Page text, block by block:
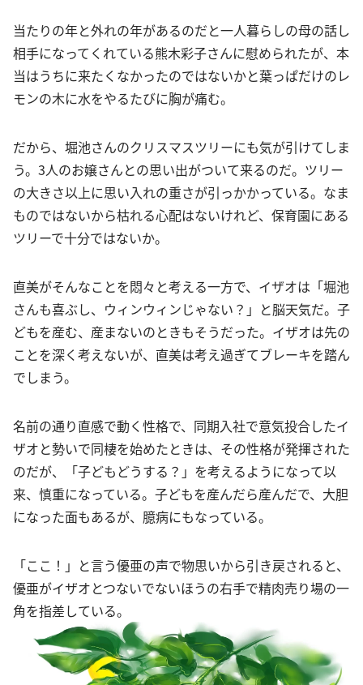
当たりの年と外れの年があるのだと一人暮らしの母の話し
相手になってくれている熊木彩子さんに慰められたが、本
当はうちに来たくなかったのではないかと葉っぱだけのレ
モンの木に水をやるたびに胸が痛む。
だから、堀池さんのクリスマスツリーにも気が引けてしま
う。3人のお嬢さんとの思い出がついて来るのだ。ツリー
の大きさ以上に思い入れの重さが引っかかっている。なま
ものではないから枯れる心配はないけれど、保育園にある
ツリーで十分ではないか。
直美がそんなことを悶々と考える一方で、イザオは「堀池
さんも喜ぶし、ウィンウィンじゃない？」と脳天気だ。子
どもを産む、産まないのときもそうだった。イザオは先の
ことを深く考えないが、直美は考え過ぎてブレーキを踏ん
でしまう。
名前の通り直感で動く性格で、同期入社で意気投合したイ
ザオと勢いで同棲を始めたときは、その性格が発揮された
のだが、「子どもどうする？」を考えるようになって以
来、慎重になっている。子どもを産んだら産んだで、大胆
になった面もあるが、臆病にもなっている。
「ここ！」と言う優亜の声で物思いから引き戻されると、
優亜がイザオとつないでないほうの右手で精肉売り場の一
角を指差している。